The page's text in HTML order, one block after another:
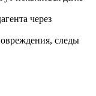
через
следы